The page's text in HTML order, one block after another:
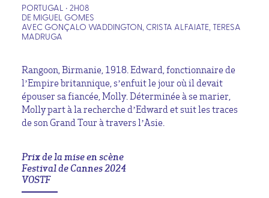
PORTUGAL • 2H08
DE MIGUEL GOMES
AVEC GONÇALO WADDINGTON, CRISTA ALFAIATE, TERESA
MADRUGA
Rangoon, Birmanie, 1918. Edward, fonctionnaire de
l’Empire britannique, s’enfuit le jour où il devait
épouser sa fiancée, Molly. Déterminée à se marier,
Molly part à la recherche d’Edward et suit les traces
de son Grand Tour à travers l’Asie.
Prix de la mise en scène
Festival de Cannes 2024
VOSTF